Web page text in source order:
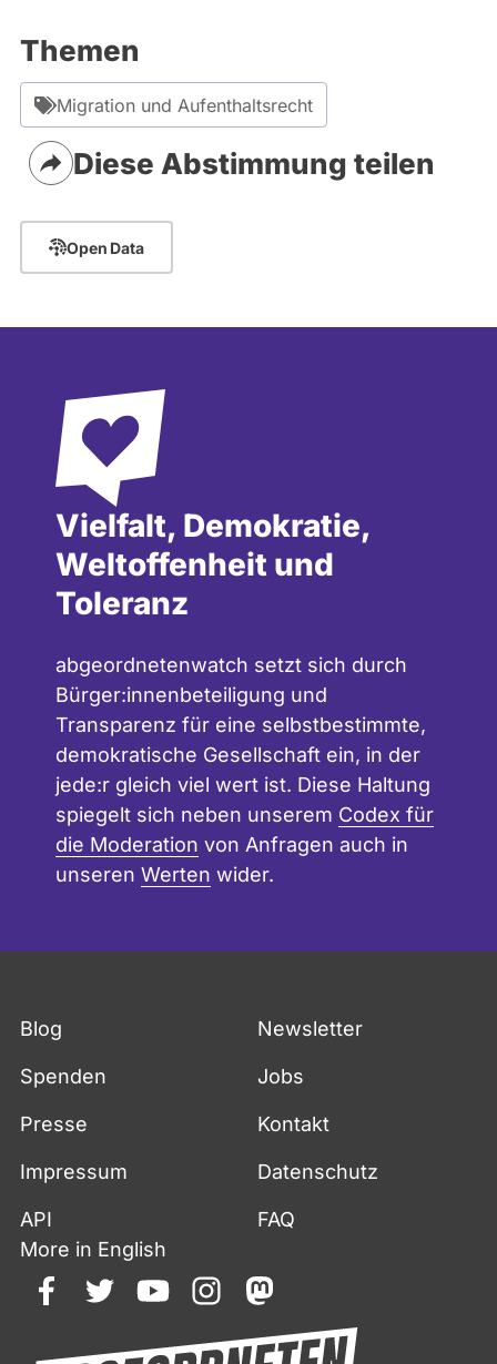
Themen
Migration und Aufenthaltsrecht
Diese Abstimmung teilen
Open Data
Vielfalt, Demokratie,
Weltoffenheit und
Toleranz
abgeordnetenwatch setzt sich durch
Bürger:innenbeteiligung und
Transparenz für eine selbstbestimmte,
demokratische Gesellschaft ein, in der
jede:r gleich viel wert ist. Diese Haltung
spiegelt sich neben unserem Codex für
die Moderation von Anfragen auch in
unseren Werten wider.
Blog Newsletter
Spenden Jobs
Presse Kontakt
Impressum Datenschutz
API
FAQ
More in English
facebooktwitteryoutubeinstagrammastodon